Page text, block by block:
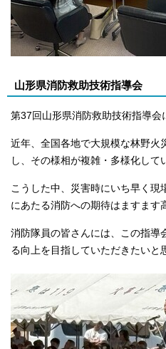
山形県消防救助技術指導会
第37回山形県消防救助技術指導会
近年、全国各地で大規模な林野火
し、その様相が複雑・多様化して
こうした中、災害時にいち早く現
にあたる消防への期待はますます
消防隊員の皆さんには、この指導
る向上を目指していただきたい